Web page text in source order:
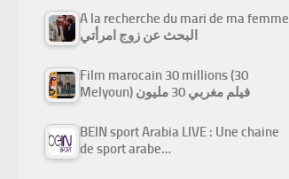
A la recherche du mari de ma femme
البحث عن زوج امرأتي
Film marocain 30 millions (30
Melyoun) فيلم مغربي 30 مليون
BEIN sport Arabia LIVE : Une chaine
de sport arabe…